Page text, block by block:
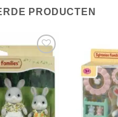
PRODUCTEN